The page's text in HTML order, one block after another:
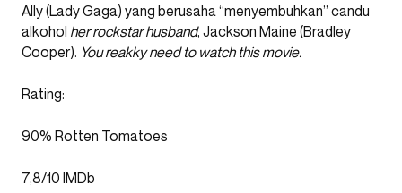
Ally (Lady Gaga) yang berusaha “menyembuhkan” candu
alkohol her rockstar husband, Jackson Maine (Bradley
Cooper). You reakky need to watch this movie.
Rating:
90% Rotten Tomatoes
7,8/10 IMDb